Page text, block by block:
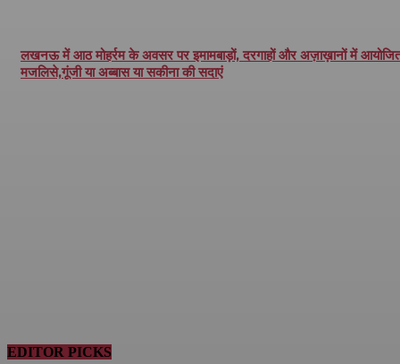
लखनऊ में आठ मोहर्रम के अवसर पर इमामबाड़ों, दरगाहों और अज़ाख़ानों में
मजलिसे,गूंजी या अब्बास या सकीना की सदाएं
EDITOR PICKS